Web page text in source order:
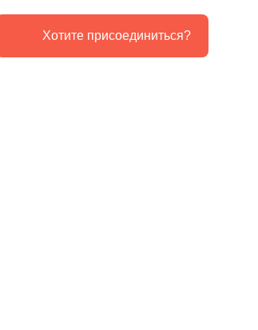
Хотите присоединиться?